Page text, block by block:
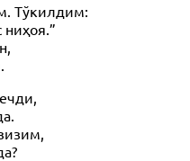
Тўкилдим: